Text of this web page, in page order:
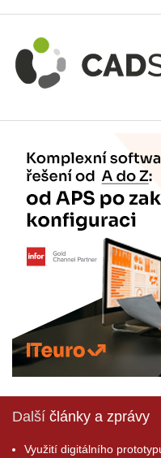
Další články a zprávy
Využití digitálního